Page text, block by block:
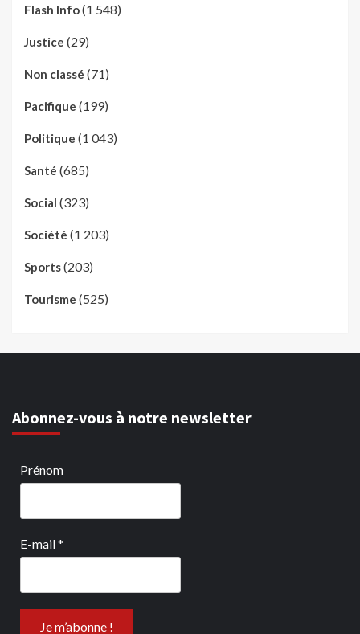
Flash Info(1 548)
Justice (29)
Non classé (71)
Pacifique (199)
Politique (1 043)
Santé (685)
Social (323)
Société (1 203)
Sports(203)
Tourisme (525)
Abonnez-vous à notre newsletter
Prénom
E-mail*